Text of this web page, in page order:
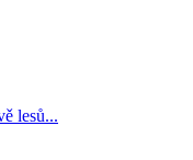
lesů...